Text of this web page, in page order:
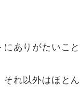
ありがたいこと
れ以外はほと